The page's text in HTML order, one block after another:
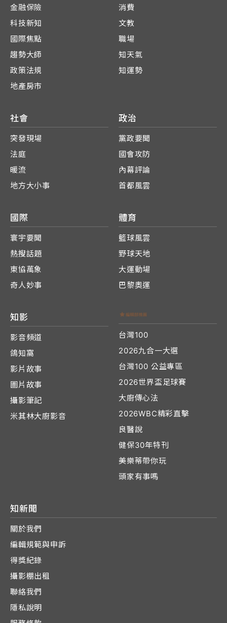
金融保險
科技新知
國際焦點
趨勢大師
政策法規
地產房市
消費
文教
職場
知天氣
知運勢
社會
突發現場
法庭
暖流
地方大小事
政治
黨政要聞
國會攻防
內幕評論
首都風雲
國際
寰宇要聞
熱搜話題
東協萬象
奇人妙事
體育
籃球風雲
野球天地
大運動場
巴黎奧運
知影
影音頻道
鴿知窩
影片故事
圖片故事
攝影筆記
米其林大廚影音
台灣100
2026九合一大選
台灣100 公益專區
2026世界盃足球賽
大廚傳心法
2026WBC精彩直擊
良醫說
健保30年特刊
美樂蒂帶你玩
頭家有事嗎
知新聞
關於我們
編輯規範與申訴
得獎紀錄
攝影棚出租
聯絡我們
隱私說明